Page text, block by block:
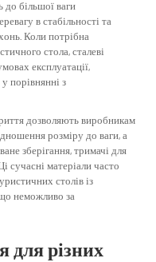
до більшої ваги
в стабільності та
Коли потрібна
стола, сталеві
експлуатації,
порівнянні з
дозволяють виробникам
розміру до ваги, а
зберігання, тримачі для
сучасні матеріали часто
столів із
неможливо за
для різних